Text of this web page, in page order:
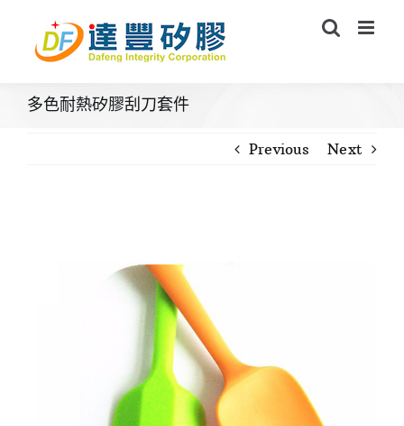
content
多色耐熱矽膠刮刀套件
Previous Next